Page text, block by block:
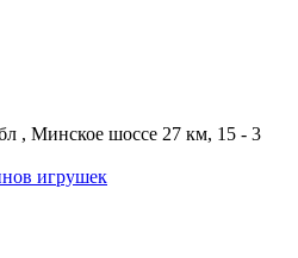
, Минское шоссе 27 км, 15 - 3
игрушек